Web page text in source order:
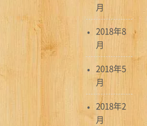
月
2018年8
月
2018年5
月
2018年2
月